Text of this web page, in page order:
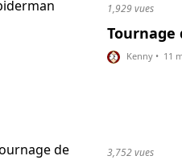
1,929 vues
Tournage
Kenny • 11
3,752 vues